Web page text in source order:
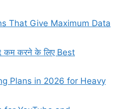
That Give Maximum Data
करने के लिए Best
Plans in 2026 for Heavy